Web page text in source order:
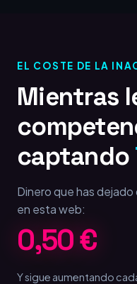
EL COSTE DE LA
Mientras
captando
Dinero que has
en esta web:
1,00 €
Y sigue aumentando